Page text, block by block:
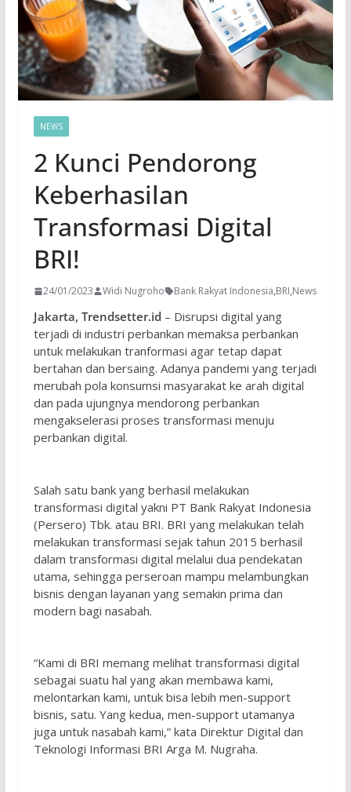
NEWS
2 Kunci Pendorong
Keberhasilan
Transformasi Digital
BRI!
24/01/2023 Widi Nugroho Bank Rakyat Indonesia,BRI,News
Jakarta, Trendsetter.id – Disrupsi digital yang
terjadi di industri perbankan memaksa perbankan
untuk melakukan tranformasi agar tetap dapat
bertahan dan bersaing. Adanya pandemi yang terjadi
merubah pola konsumsi masyarakat ke arah digital
dan pada ujungnya mendorong perbankan
mengakselerasi proses transformasi menuju
perbankan digital.
Salah satu bank yang berhasil melakukan
transformasi digital yakni PT Bank Rakyat Indonesia
(Persero) Tbk. atau BRI. BRI yang melakukan telah
melakukan transformasi sejak tahun 2015 berhasil
dalam transformasi digital melalui dua pendekatan
utama, sehingga perseroan mampu melambungkan
bisnis dengan layanan yang semakin prima dan
modern bagi nasabah.
“Kami di BRI memang melihat transformasi digital
sebagai suatu hal yang akan membawa kami,
melontarkan kami, untuk bisa lebih men-support
bisnis, satu. Yang kedua, men-support utamanya
juga untuk nasabah kami,” kata Direktur Digital dan
Teknologi Informasi BRI Arga M. Nugraha.